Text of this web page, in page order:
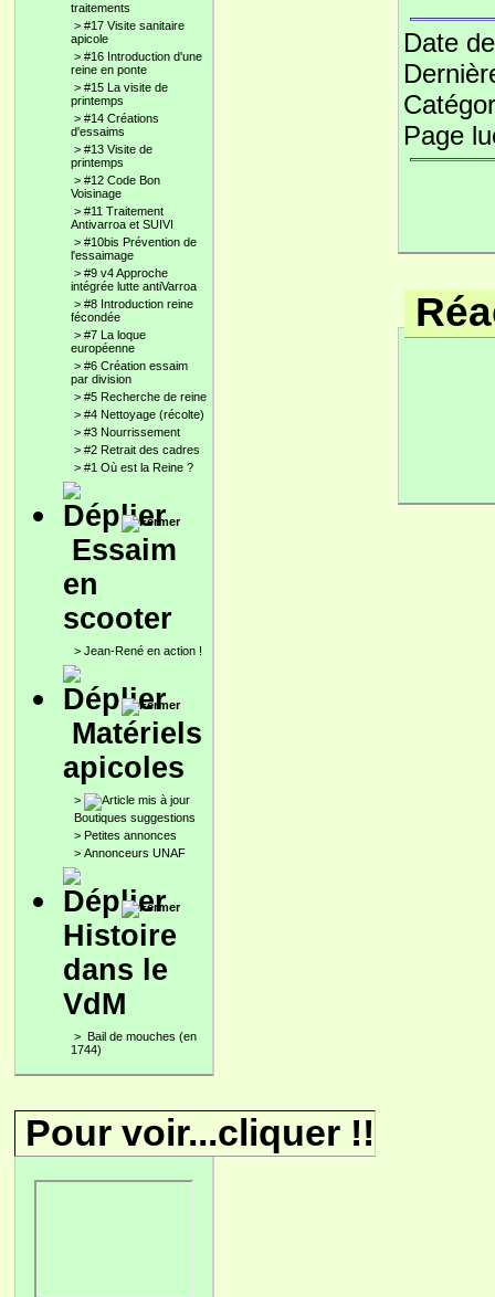
traitements
> #17 Visite sanitaire
apicole
> #16 Introduction d'une
reine en ponte
> #15 La visite de
printemps
> #14 Créations
d'essaims
> #13 Visite de
printemps
> #12 Code Bon
Voisinage
> #11 Traitement
Antivarroa et SUIVI
> #10bis Prévention de
l'essaimage
> #9 v4 Approche
intégrée lutte antiVarroa
> #8 Introduction reine
fécondée
> #7 La loque
européenne
> #6 Création essaim
par division
> #5 Recherche de reine
> #4 Nettoyage (récolte)
> #3 Nourrissement
> #2 Retrait des cadres
> #1 Où est la Reine ?
Essaim
en
scooter
> Jean-René en action !
Matériels
apicoles
>
Boutiques suggestions
> Petites annonces
> Annonceurs UNAF
Histoire
dans le
VdM
> Bail de mouches (en
1744)
Pour voir...cliquer !!
Date
Page